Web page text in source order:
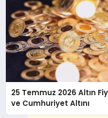
25 Temmuz 2026 Altın
ve Cumhuriyet Altını